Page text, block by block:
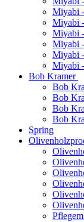
Miyabi
Miyabi
Miyabi
Miyabi
Miyabi
Miyabi
Bob Kramer
Bob
Bob
Bob
Bob
Spring